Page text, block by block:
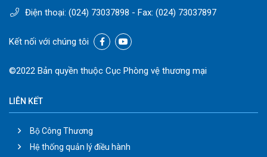
Điện thoại: (024) 73037898 - Fax: (024) 73037897
Kết nối với chúng tôi
©2022 Bản quyền thuộc Cục Phòng vệ thương mại
LIÊN KẾT
Bộ Công Thương
Hệ thống quản lý điều hành